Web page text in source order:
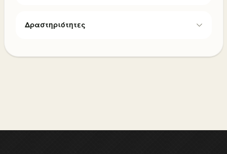
Δραστηριότητες